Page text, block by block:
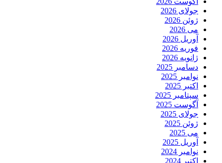
جولای 2026
ژوئن 2026
می 2026
آوریل 2026
فوریه 2026
ژانویه 2026
دسامبر 2025
نوامبر 2025
اکتبر 2025
سپتامبر 2025
آگوست 2025
جولای 2025
ژوئن 2025
می 2025
آوریل 2025
نوامبر 2024
اکتبر 2024